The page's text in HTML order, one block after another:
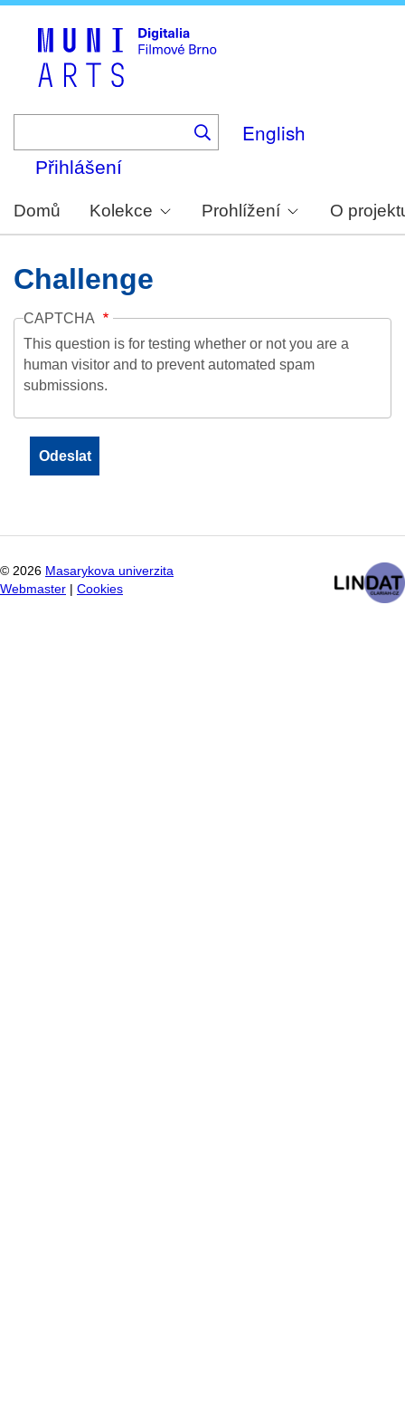
English
Přihlášení
Domů Kolekce Prohlížení O
Challenge
CAPTCHA
This question is for testing whether or not you are a
human visitor and to prevent automated spam
submissions.
© 2026 Masarykova univerzita
Webmaster
Cookies